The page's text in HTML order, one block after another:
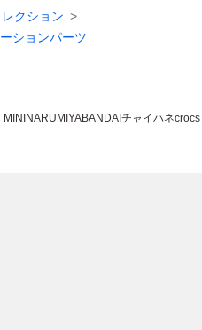
クション
ションパーツ
NARUMIYABANDAI チャイハネcrocs